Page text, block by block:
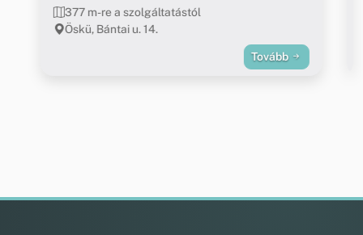
377 m-re a szolgáltatástól
Öskü, Bántai u. 14.
Tovább